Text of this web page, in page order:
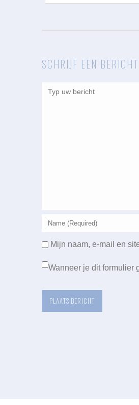
SCHRIJF EEN BERICHT
Mijn naam, e-mail en
Wanneer je dit formulier